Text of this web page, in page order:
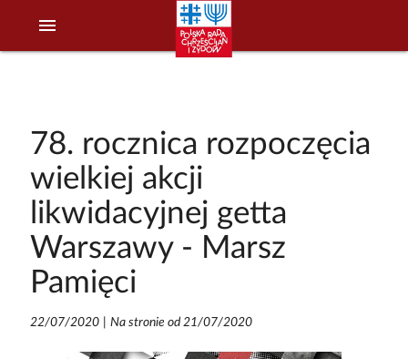
menu
78. rocznica rozpoczęcia
wielkiej akcji
likwidacyjnej getta
Warszawy - Marsz
Pamięci
22/07/2020| Na stronie od 21/07/2020